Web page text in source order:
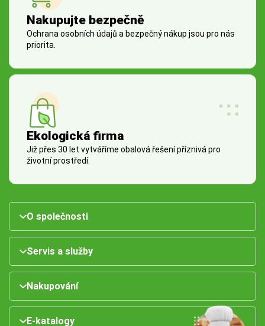
Nakupujte bezpečně
Ochrana osobních údajů a bezpečný nákup jsou pro nás
priorita.
Ekologická firma
Již přes 30 let vytváříme obalová řešení příznivá pro
životní prostředí.
O společnosti
Servis a služby
Nakupování
E-katalogy